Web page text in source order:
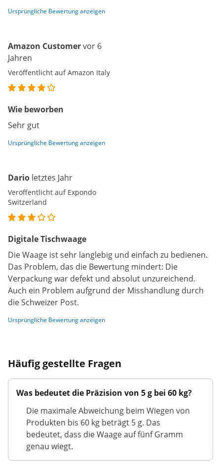
Ursprüngliche Bewertung anzeigen
Amazon Customervor 6
Jahren
Veröffentlicht auf Amazon Italy
Wie beworben
Sehr gut
Ursprüngliche Bewertung anzeigen
Dario letztes Jahr
Veröffentlicht auf Expondo
Switzerland
Digitale Tischwaage
Die Waage ist sehr langlebig und einfach zu bedienen.
Das Problem, das die Bewertung mindert: Die
Verpackung war defekt und absolut unzureichend.
Auch ein Problem aufgrund der Misshandlung durch
die Schweizer Post.
Ursprüngliche Bewertung anzeigen
Häufig gestellte Fragen
Was bedeutet die Präzision von 5 g bei 60 kg?
Die maximale Abweichung beim Wiegen von
Produkten bis 60 kg beträgt 5 g. Das
bedeutet, dass die Waage auf fünf Gramm
genau wiegt.